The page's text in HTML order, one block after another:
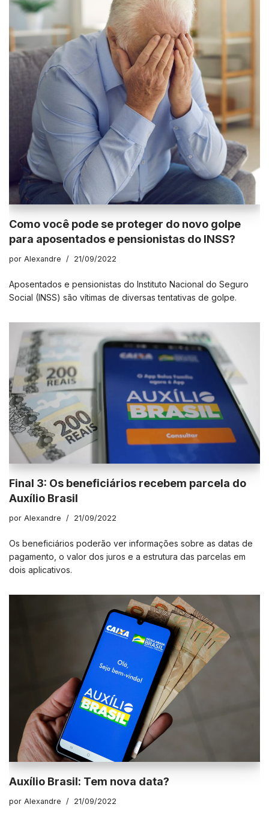
Como você pode se proteger do novo golpe
para aposentados e pensionistas do INSS?
por Alexandre 21/09/2022
Aposentados e pensionistas do Instituto Nacional do Seguro
Social (INSS) são vítimas de diversas tentativas de golpe.
Final 3: Os beneficiários recebem parcela do
Auxílio Brasil
por Alexandre 21/09/2022
Os beneficiários poderão ver informações sobre as datas de
pagamento, o valor dos juros e a estrutura das parcelas em
dois aplicativos.
Auxílio Brasil: Tem nova data?
por Alexandre 21/09/2022